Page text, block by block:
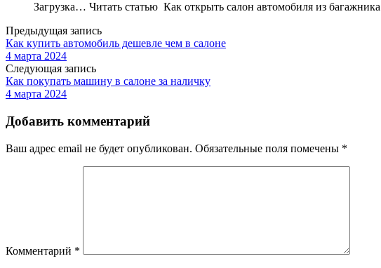
Загрузка… Читать статью Как открыть салон автомобиля из багажника
Предыдущая запись
Как купить автомобиль дешевле чем в салоне
4 марта 2024
Следующая запись
Как покупать машину в салоне за наличку
4 марта 2024
Добавить комментарий
Ваш адрес email не будет опубликован. Обязательные поля помечены *
Комментарий *